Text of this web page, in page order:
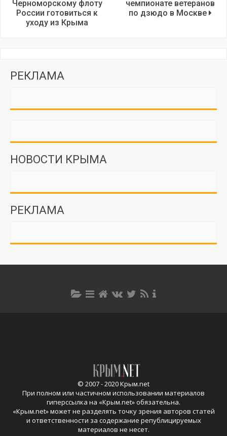
Черноморскому флоту
России готовиться к
уходу из Крыма
чемпионате ветеранов
по дзюдо в Москве
РЕКЛАМА
НОВОСТИ КРЫМА
РЕКЛАМА
© 2007 - 2020 Крым.net
При полном или частичном использовании материалов
гиперссылка на «Крым.net» обязательна.
«Крым.net» может не разделять точку зрения авторов статей
и ответственности за содержание републицируемых
материалов не несет.